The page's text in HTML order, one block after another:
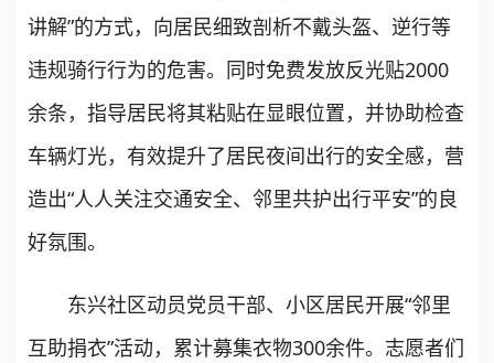
讲解”的方式，向居民细致剖析不戴头盔、逆行等
违规骑行行为的危害。同时免费发放反光贴2000
余条，指导居民将其粘贴在显眼位置，并协助检查
车辆灯光，有效提升了居民夜间出行的安全感，营
造出“人人关注交通安全、邻里共护出行平安”的良
好氛围。
东兴社区动员党员干部、小区居民开展“邻里
互助捐衣”活动，累计募集衣物300余件。志愿者们